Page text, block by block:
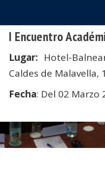
I Encuentro
Lugar: Hotel-
Caldes de Malavella,
Fecha: Del 02 Marzo